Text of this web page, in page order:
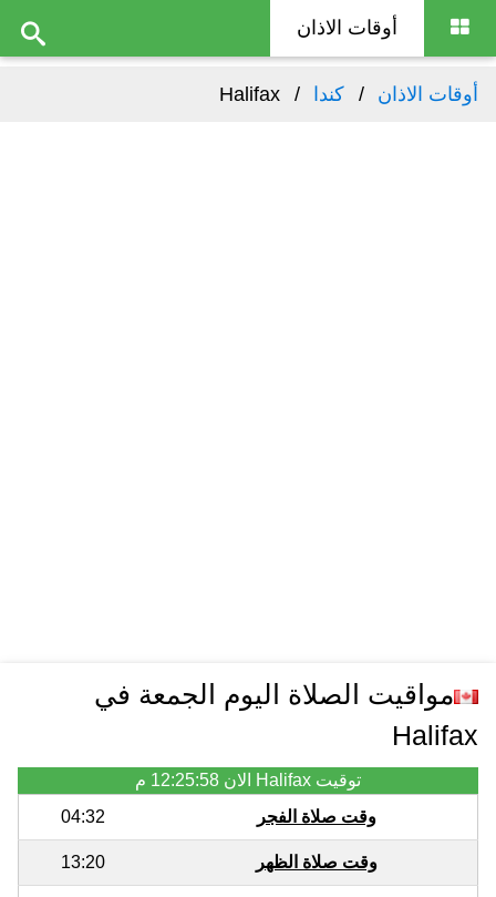
أوقات الاذان
أوقات الاذان كندا Halifax
مواقيت الصلاة اليوم الجمعة في
Halifax
توقيت Halifax الان
12:25:58 م
وقت صلاة الفجر
04:32
وقت صلاة الظهر 13:20